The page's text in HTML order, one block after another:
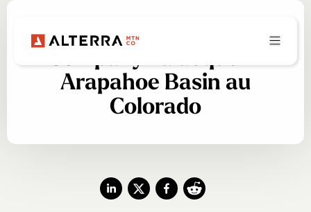
Alterra Mountain
Company va acquérir
Arapahoe Basin au
Colorado